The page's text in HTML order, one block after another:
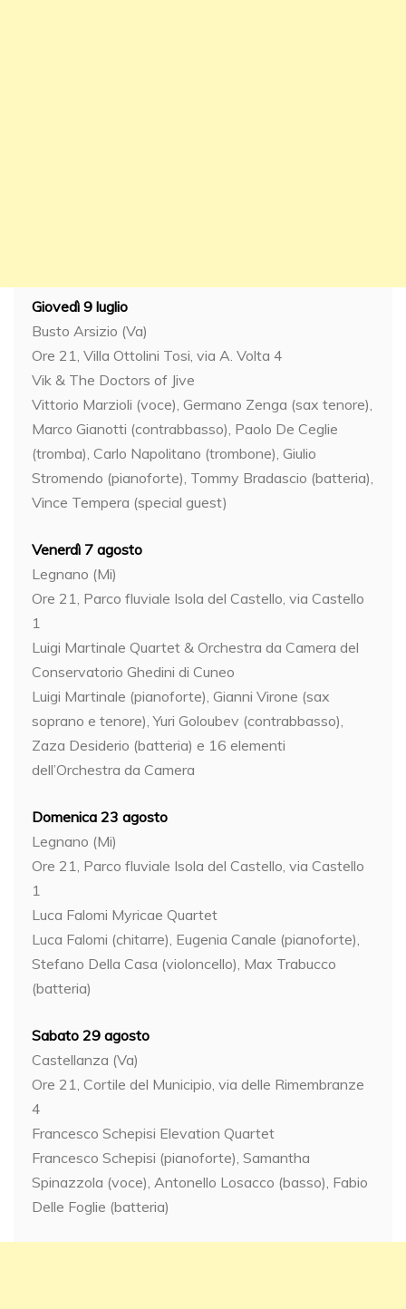
Giovedì 9 luglio
Busto Arsizio (Va)
Ore 21, Villa Ottolini Tosi, via A. Volta 4
Vik & The Doctors of Jive
Vittorio Marzioli (voce), Germano Zenga (sax tenore),
Marco Gianotti (contrabbasso), Paolo De Ceglie
(tromba), Carlo Napolitano (trombone), Giulio
Stromendo (pianoforte), Tommy Bradascio (batteria),
Vince Tempera (special guest)
Venerdì 7 agosto
Legnano (Mi)
Ore 21, Parco fluviale Isola del Castello, via Castello
1
Luigi Martinale Quartet & Orchestra da Camera del
Conservatorio Ghedini di Cuneo
Luigi Martinale (pianoforte), Gianni Virone (sax
soprano e tenore), Yuri Goloubev (contrabbasso),
Zaza Desiderio (batteria) e 16 elementi
dell’Orchestra da Camera
Domenica 23 agosto
Legnano (Mi)
Ore 21, Parco fluviale Isola del Castello, via Castello
1
Luca Falomi Myricae Quartet
Luca Falomi (chitarre), Eugenia Canale (pianoforte),
Stefano Della Casa (violoncello), Max Trabucco
(batteria)
Sabato 29 agosto
Castellanza (Va)
Ore 21, Cortile del Municipio, via delle Rimembranze
4
Francesco Schepisi Elevation Quartet
Francesco Schepisi (pianoforte), Samantha
Spinazzola (voce), Antonello Losacco (basso), Fabio
Delle Foglie (batteria)